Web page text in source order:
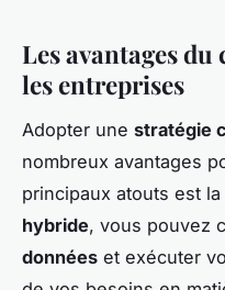
Les avantages
les entreprises
Adopter une stratégie
nombreux avantages
principaux atouts est la
hybride, vous pouvez
données et exécuter